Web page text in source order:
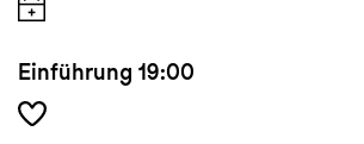
Einführung 19:00